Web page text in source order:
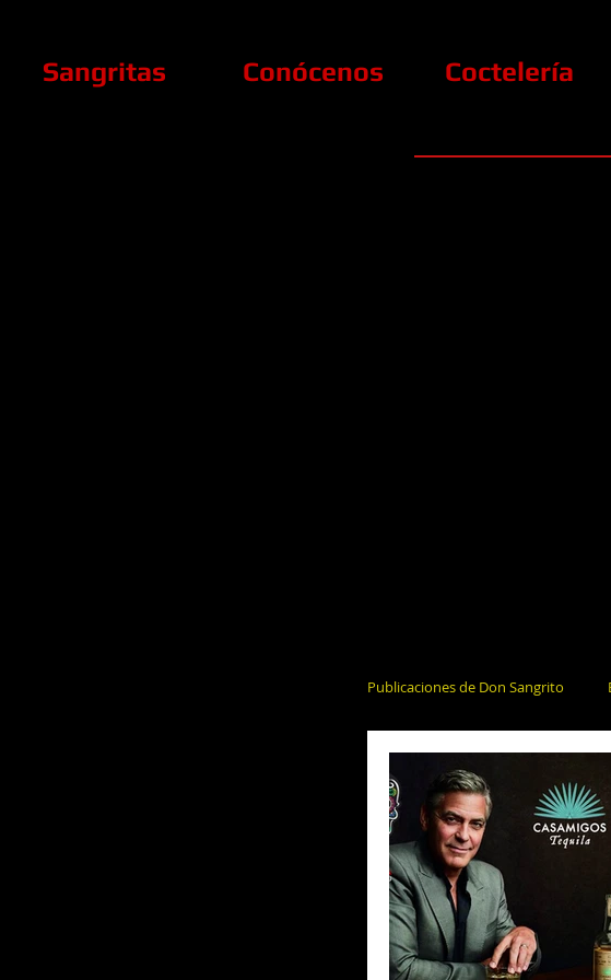
Sangritas Conócenos Coctelería
Publicaciones de Don Sangrito
El Alcohol y la Salud